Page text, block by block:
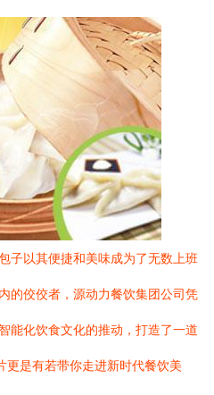
子以其便捷和美味成为了无数上班
的佼佼者，源动力餐饮集团公司凭
能化饮食文化的推动，打造了一道
更是有若带你走进新时代餐饮美